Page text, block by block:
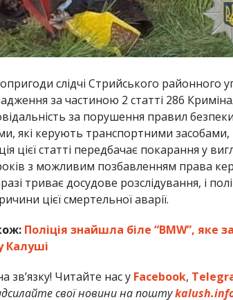
слідчі Стрийського районного
за частиною 2 статті 286
за порушення правил
які керують транспортними
цієї статті передбачає покарання у
з можливим позбавленням права
триває досудове розслідування, і
цієї смертельної аварії.
Поліція знайшла біле “BMW”, яке
Калуші
зв’язку! Читайте нас у Facebook,
свої новини на пошту